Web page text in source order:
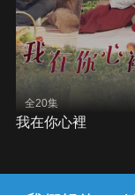
全20集
我在你心裡